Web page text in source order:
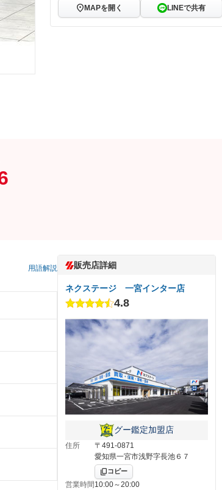
MAPを開く LINEで共有
用語解説 販売店詳細
ネクステージ 一宮インター店
4.8
グー鑑定加盟店
住所
〒491-0871
愛知県一宮市浅野字長池６７
コピー
営業時間10:00～20:00